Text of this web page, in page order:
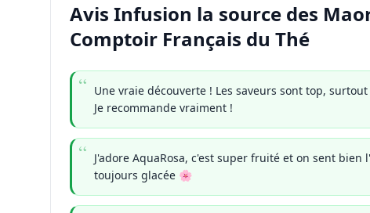
Avis Infusion la source des
Comptoir Français du Thé
Une vraie découverte ! Les saveurs sont top,
Je recommande vraiment !
J'adore AquaRosa, c'est super fruité et on sent
toujours glacée 🌸